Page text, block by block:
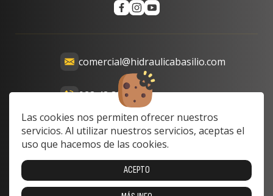
Las cookies nos permiten ofrecer nuestros
servicios. Al utilizar nuestros servicios, aceptas el
uso que hacemos de las cookies.
ACEPTO
comercial@hidraulicabasilio.com
928 48 89 99
Calle Prof. Lozano, 13-15,
35008 Las Palmas de Gran
Canaria, Las Palmas, Spain
Lunes a Viernes: 8:00 a 17:00
Sabado y domingo: cerrado